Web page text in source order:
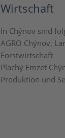
Wirtschaft
In Chýnov sind
AGRO Chýnov,
Forstwirtschaft
Plachý Emzet
Produktion und